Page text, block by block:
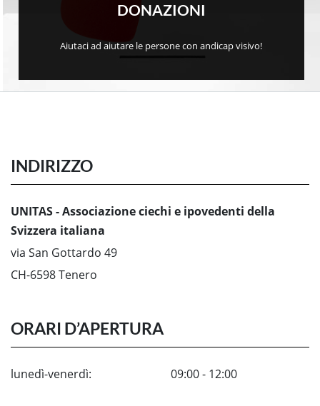
DONAZIONI
Aiutaci ad aiutare le persone con andicap visivo!
INDIRIZZO
UNITAS - Associazione ciechi e ipovedenti della
Svizzera italiana
via San Gottardo 49
CH-6598 Tenero
ORARI D’APERTURA
lunedì-venerdì: 09:00 - 12:00